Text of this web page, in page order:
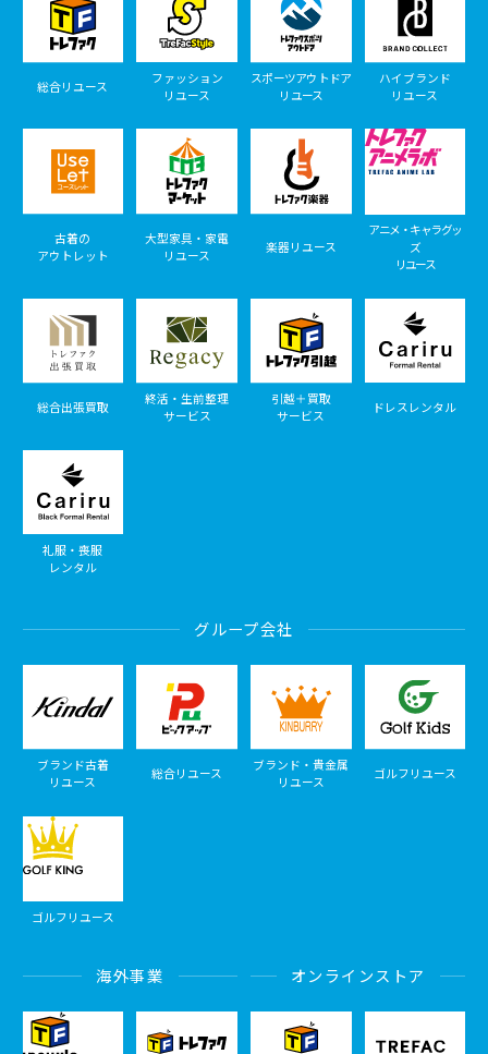
総合リユース
ファッション
リユース
スポーツアウトドア
リユース
ハイブランド
リユース
古着の
アウトレット
大型家具・家電
リユース
楽器リユース
アニメ・キャラグッ
ズ
リユース
総合出張買取
終活・生前整理
サービス
引越＋買取
サービス
ドレスレンタル
礼服・喪服
レンタル
グループ会社
ブランド古着
リユース
総合リユース
ブランド・貴金属
リユース
ゴルフリユース
ゴルフリユース
海外事業 オンラインストア